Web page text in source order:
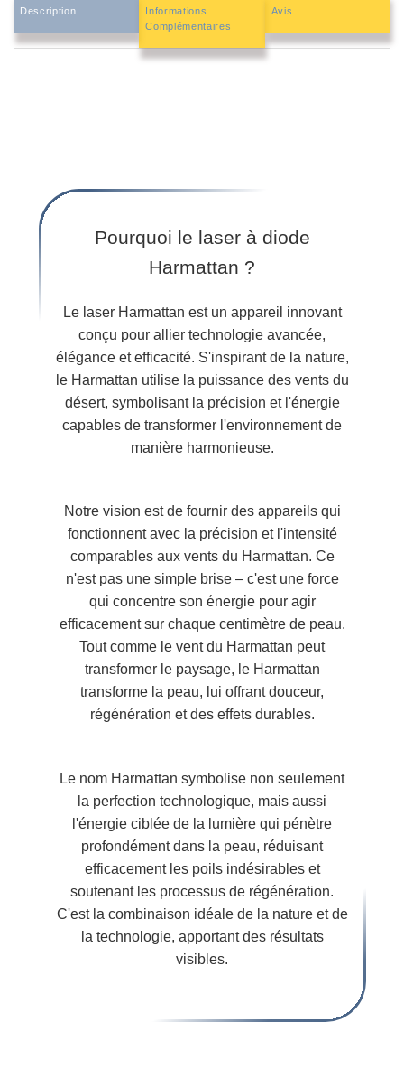
Description
Informations
Complémentaires
Avis
Pourquoi le laser à diode
Harmattan ?
Le laser Harmattan est un appareil innovant
conçu pour allier technologie avancée,
élégance et efficacité. S'inspirant de la nature,
le Harmattan utilise la puissance des vents du
désert, symbolisant la précision et l'énergie
capables de transformer l'environnement de
manière harmonieuse.
Notre vision est de fournir des appareilsqui
fonctionnent avec la précision et l'intensité
comparables aux vents du Harmattan. Ce
n'est pas une simple brise– c'est une force
qui concentre son énergie pour agir
efficacement sur chaque centimètre de peau.
Tout comme le vent du Harmattan peut
transformer le paysage, le Harmattan
transforme la peau, lui offrant douceur,
régénération et des effets durables.
Le nom Harmattan symbolise non seulement
la perfection technologique, mais aussi
l'énergie ciblée de la lumière qui pénètre
profondément dans la peau, réduisant
efficacement les poils indésirables et
soutenant les processus de régénération.
C'est la combinaison idéale de la nature et de
la technologie, apportant des résultats
visibles.